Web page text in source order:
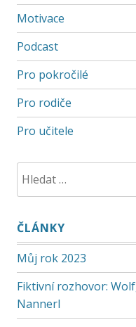
Motivace
Podcast
Pro pokročilé
Pro rodiče
Pro učitele
ČLÁNKY
Můj rok 2023
Fiktivní rozhovor:
Nannerl